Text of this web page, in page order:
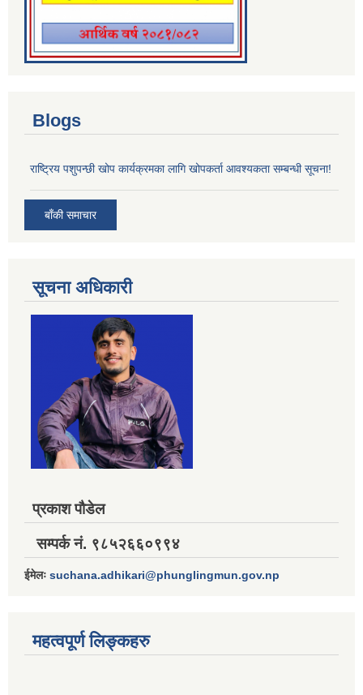
Blogs
राष्ट्रिय पशुपन्छी खोप कार्यक्रमका लागि खोपकर्ता आवश्यकता सम्बन्धी सूचना!
बाँकी समाचार
सूचना अधिकारी
प्रकाश पौडेल
सम्पर्क नं. ९८५२६६०९९४
ईमेलः suchana.adhikari@phunglingmun.gov.np
महत्वपूर्ण लिङ्कहरु